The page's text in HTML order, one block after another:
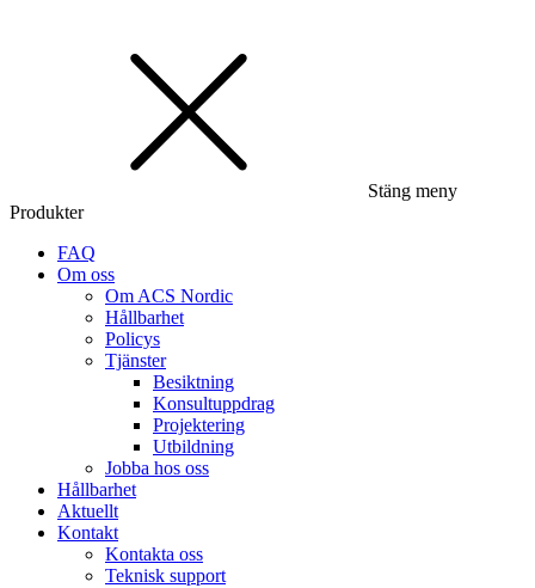
Stäng meny
Produkter
FAQ
Om oss
Om ACS Nordic
Hållbarhet
Policys
Tjänster
Besiktning
Konsultuppdrag
Projektering
Utbildning
Jobba hos oss
Hållbarhet
Aktuellt
Kontakt
Kontakta oss
Teknisk support